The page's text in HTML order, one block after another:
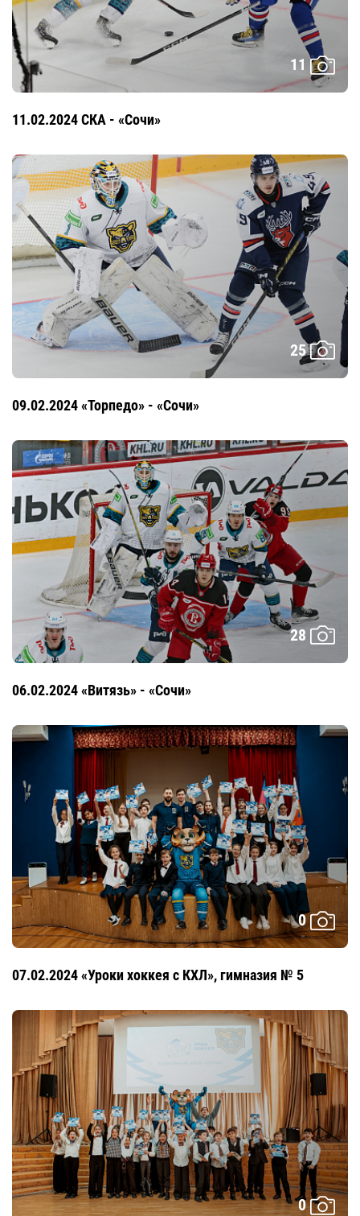
11
11.02.2024 СКА - «Сочи»
25
09.02.2024 «Торпедо» - «Сочи»
28
06.02.2024 «Витязь» - «Сочи»
0
07.02.2024 «Уроки хоккея с КХЛ», гимназия № 5
0